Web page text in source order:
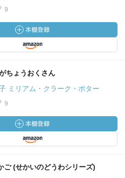
9
ちょうおくさん
ミリアム・クラーク・ポター
9
ご (せかいのどうわシリーズ)